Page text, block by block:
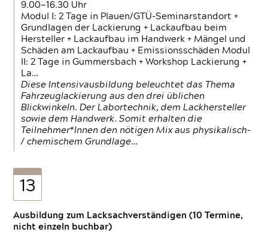
9.00—16.30 Uhr
Modul I: 2 Tage in Plauen/GTÜ-Seminarstandort +
Grundlagen der Lackierung + Lackaufbau beim
Hersteller + Lackaufbau im Handwerk + Mängel und
Schäden am Lackaufbau + Emissionsschäden Modul
II: 2 Tage in Gummersbach + Workshop Lackierung +
La…
Diese Intensivausbildung beleuchtet das Thema
Fahrzeuglackierung aus den drei üblichen
Blickwinkeln. Der Labortechnik, dem Lackhersteller
sowie dem Handwerk. Somit erhalten die
Teilnehmer*Innen den nötigen Mix aus physikalisch-
/ chemischem Grundlage…
13
Ausbildung zum Lacksachverständigen (10 Termine,
nicht einzeln buchbar)